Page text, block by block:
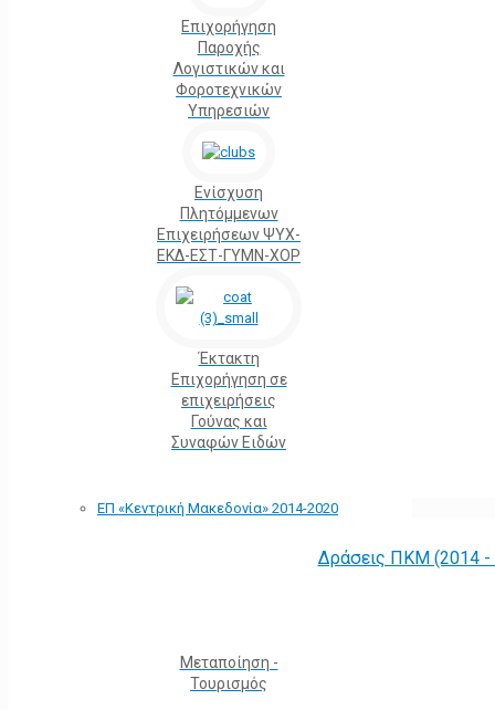
Επιχορήγηση
Παροχής
Λογιστικών και
Φοροτεχνικών
Υπηρεσιών
Ενίσχυση
Πλητόμμενων
Επιχειρήσεων ΨΥΧ-
ΕΚΔ-ΕΣΤ-ΓΥΜΝ-ΧΟΡ
Έκτακτη
Επιχορήγηση σε
επιχειρήσεις
Γούνας και
Συναφών Ειδών
ΕΠ «Kεντρική Μακεδονία» 2014-2020
Δράσεις ΠΚΜ (2014 -
Μεταποίηση -
Τουρισμός